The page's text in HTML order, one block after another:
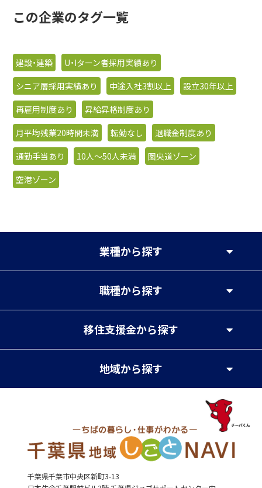
この企業のタグ一覧
建設・建築
U・Iターン者採用実績あり
シニア層採用実績あり
中途入社3割以上
設立30年以上
再雇用制度あり
昇給昇格制度あり
月平均残業20時間未満
転勤なし
退職金制度あり
通勤手当あり
10人〜50人未満
圏央道ゾーン
空港ゾーン
業種から探す
職種から探す
移住支援金から探す
地域から探す
千葉県千葉市中央区新町3-13